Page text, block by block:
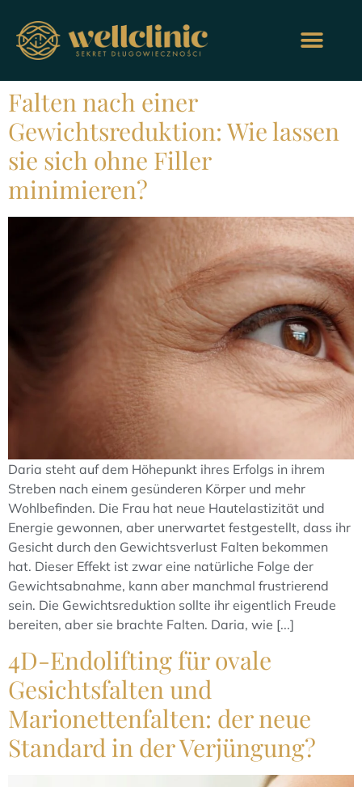
Falten nach einer
Gewichtsreduktion: Wie lassen
sie sich ohne Filler
minimieren?
Daria steht auf dem Höhepunkt ihres Erfolgs in ihrem
Streben nach einem gesünderen Körper und mehr
Wohlbefinden. Die Frau hat neue Hautelastizität und
Energie gewonnen, aber unerwartet festgestellt, dass ihr
Gesicht durch den Gewichtsverlust Falten bekommen
hat. Dieser Effekt ist zwar eine natürliche Folge der
Gewichtsabnahme, kann aber manchmal frustrierend
sein. Die Gewichtsreduktion sollte ihr eigentlich Freude
bereiten, aber sie brachte Falten. Daria, wie [...]
4D-Endolifting für ovale
Gesichtsfalten und
Marionettenfalten: der neue
Standard in der Verjüngung?